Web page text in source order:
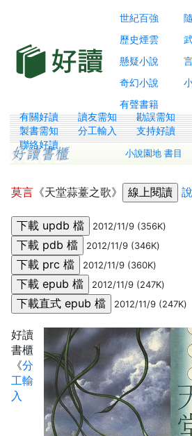
世紀百強
歷史煙雲
懸疑小說
奇幻小說
有聲書籍
有關好讀 讀友需知
勘誤需知
製書需知
分工輸入
支持好讀
聯絡好讀
小說園地 書目
莫言 《天堂蒜薹之歌》
2012/11/9 (356K)
2012/11/9 (346K)
2012/11/9 (360K)
2012/11/9 (247K)
2012/11/9 (247K)
好讀
書櫃
《分
工輸
入